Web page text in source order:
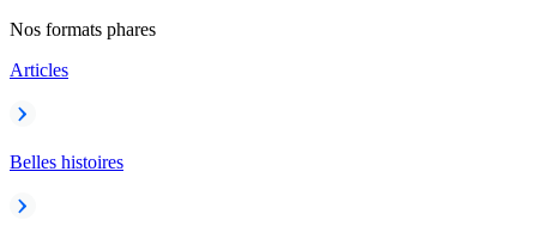
Nos formats phares
Articles
Belles histoires